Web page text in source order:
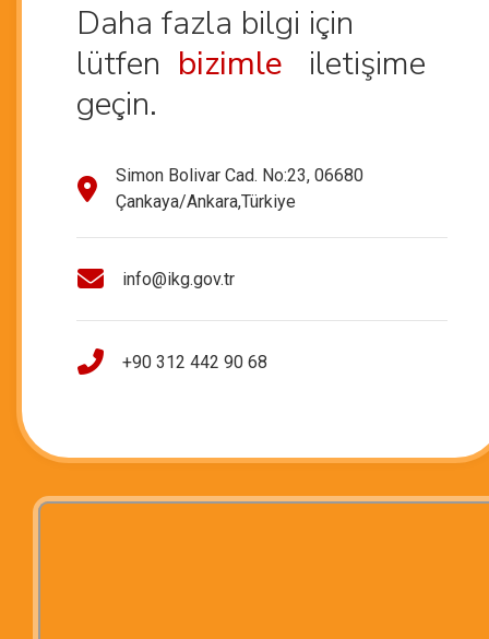
Daha fazla bilgi için
lütfen bizimle
iletişime
geçin.
Simon Bolivar Cad. No:23, 06680
Çankaya/Ankara,Türkiye
info@ikg.gov.tr
+90 312 442 90 68